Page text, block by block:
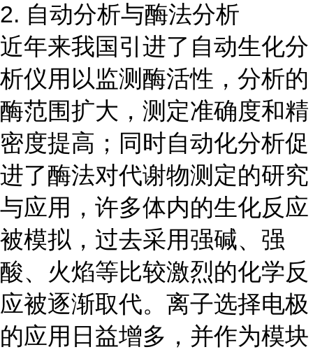
2. 自动分析与酶法分析
近年来我国引进了自动生化分
析仪用以监测酶活性，分析的
酶范围扩大，测定准确度和精
密度提高；同时自动化分析促
进了酶法对代谢物测定的研究
与应用，许多体内的生化反应
被模拟，过去采用强碱、强
酸、火焰等比较激烈的化学反
应被逐渐取代。离子选择电极
的应用日益增多，并作为模块